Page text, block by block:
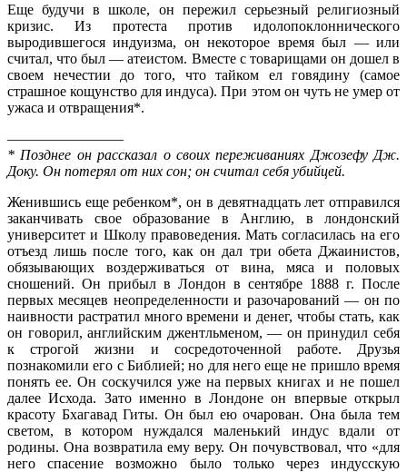
Еще будучи в школе, он пережил серьезный религиозный
кризис. Из протеста против идолопоклоннического
выродивше­гося индуизма, он некоторое время был — или
считал, что был — атеистом. Вместе с товарищами он дошел в
своем нечестии до того, что тайком ел говядину (самое
страшное кощунство для индуса). При этом он чуть не умер от
ужаса и отвращения*.
————————
* Позднее он рассказал о своих переживаниях Джозефу Дж.
Доку. Он потерял от них сон; он считал себя убийцей.
Женившись еще ребенком*, он в девятнадцать лет отправился
заканчивать свое образование в Англию, в лондонский
универ­ситет и Школу правоведения. Мать согласилась на его
отъезд лишь после того, как он дал три обета Джаинистов,
обязываю­щих воздерживаться от вина, мяса и половых
сношений. Он прибыл в Лондон в сентябре 1888 г. После
первых месяцев неопределенности и разочарований — он по
наивности растратил много времени и денег, чтобы стать, как
он говорил, английским джентльменом, — он принудил себя
к строгой жизни и сосредоточенной работе. Друзья
познакомили его с Библией; но для него еще не пришло время
понять ее. Он соскучился уже на первых книгах и не пошел
далее Исхода. Зато именно в Лондоне он впервые открыл
красоту Бхагавад Гиты. Он был ею очарован. Она была тем
светом, в котором нуждался маленький индус вдали от
родины. Она возвратила ему веру. Он почувствовал, что «для
него спасение возможно было только через индусскую